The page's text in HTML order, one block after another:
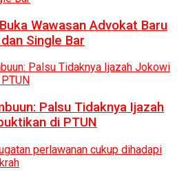
Wawasan Advokat Baru
Single Bar
Palsu Tidaknya Ijazah
di PTUN